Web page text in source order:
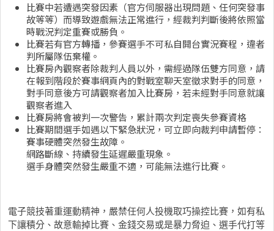
比賽中若遭遇突發因素（官方伺服器出現問題、任何突發事
故等等）而導致遊戲無法正常進行，經裁判判斷後將依照當
時戰況判定重賽或勝負。
比賽若有官方轉播，參賽選手不可私自開台實況賽程，違者
判所屬隊伍棄權。
比賽房內觀察者除裁判人員以外，需經過隊伍雙方同意，請
在報到階段於賽事網頁內的對戰室聊天室徵求對手的同意，
對手同意後方可請觀察者加入比賽房，若未經對手同意就讓
觀察者進入
比賽房將會被判一次警告，累計兩次判定喪失參賽資格
比賽期間選手如遇以下緊急狀況，可立即向裁判申請暫停：
賽事硬體突然發生故障。
網路斷線、持續發生延遲嚴重現象。
選手身體突然發生嚴重不適，可能無法進行比賽。
電子競技著重運動精神，嚴禁任何人投機取巧操控比賽，如有私
下讓積分、故意輸掉比賽、金錢交易或是暴力脅迫、選手代打等